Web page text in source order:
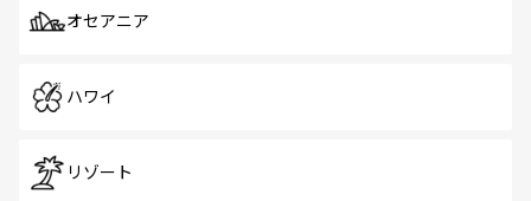
オセアニア
ハワイ
リゾート